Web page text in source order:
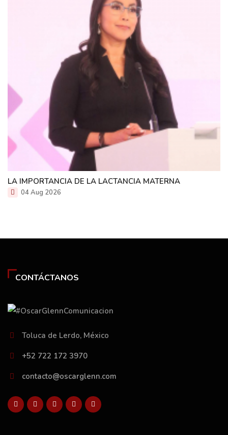
LA IMPORTANCIA DE LA LACTANCIA MATERNA
04 Aug 2026
CONTÁCTANOS
Toluca de Lerdo, México
+52 722 172 3970
contacto@oscarglenn.com